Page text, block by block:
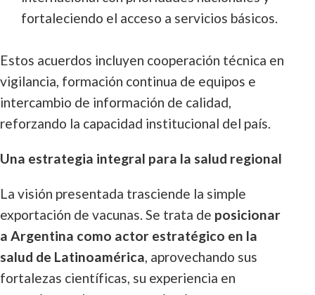
fortaleciendo el acceso a servicios básicos.
Estos acuerdos incluyen cooperación técnica en
vigilancia, formación continua de equipos e
intercambio de información de calidad,
reforzando la capacidad institucional del país.
Una estrategia integral para la salud regional
La visión presentada trasciende la simple
exportación de vacunas. Se trata de posicionar
a Argentina como actor estratégico en la
salud de Latinoamérica, aprovechando sus
fortalezas científicas, su experiencia en